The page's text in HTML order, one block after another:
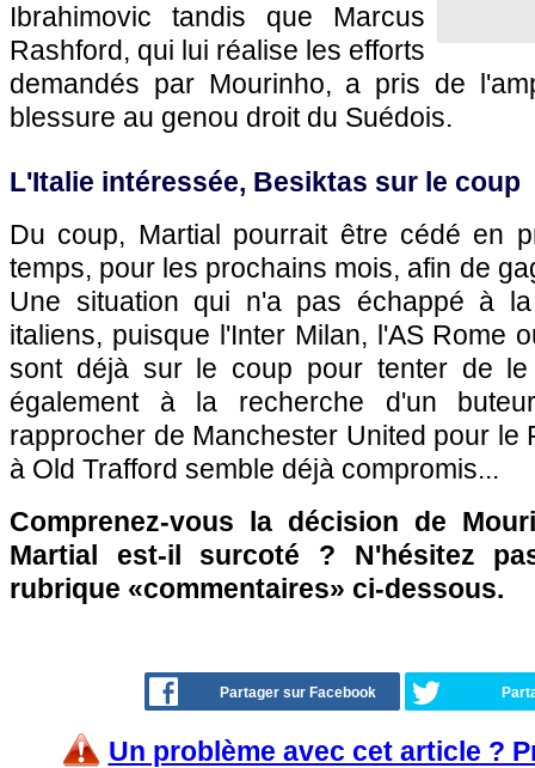
Ibrahimovic tandis que Marcus
Rashford, qui lui réalise les efforts
demandés par Mourinho, a pris de
blessure au genou droit du Suédois.
L'Italie intéressée, Besiktas sur le coup
Du coup, Martial pourrait être cédé en
temps, pour les prochains mois, afin de
Une situation qui n'a pas échappé à
italiens, puisque l'Inter Milan, l'AS Rome
sont déjà sur le coup pour tenter de le
également à la recherche d'un
rapprocher de Manchester United pour le
à Old Trafford semble déjà compromis...
Comprenez-vous la décision de
Martial est-il surcoté ? N'hésitez
rubrique «commentaires» ci-dessous.
Partager sur Facebook
Un problème avec cet article ?